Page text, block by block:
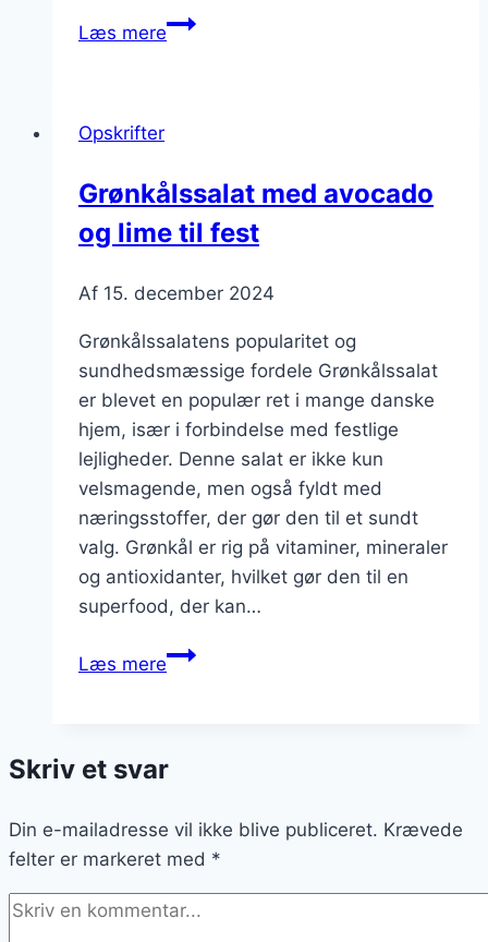
Læs mereGrønkålssalat
varme
dage
Opskrifter
Grønkålssalat med avocado
og lime til fest
Af 15. december 2024
Grønkålssalatens popularitet og
sundhedsmæssige fordele Grønkålssalat
er blevet en populær ret i mange danske
hjem, især i forbindelse med festlige
lejligheder. Denne salat er ikke kun
velsmagende, men også fyldt med
næringsstoffer, der gør den til et sundt
valg. Grønkål er rig på vitaminer, mineraler
og antioxidanter, hvilket gør den til en
superfood, der kan…
Læs mereGrønkålssalat
lime
fest
Skriv et svar
Din e-mailadresse vil ikke blive publiceret. Krævede
felter er markeret med *